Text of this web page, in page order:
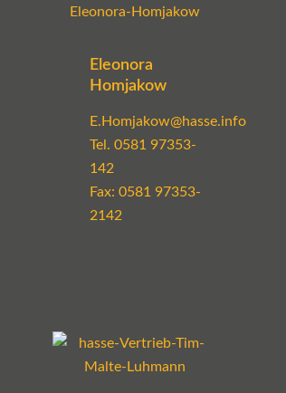
Eleonora
Homjakow
E.Homjakow@hasse.info
Tel. 0581 97353-
142
Fax: 0581 97353-
2142